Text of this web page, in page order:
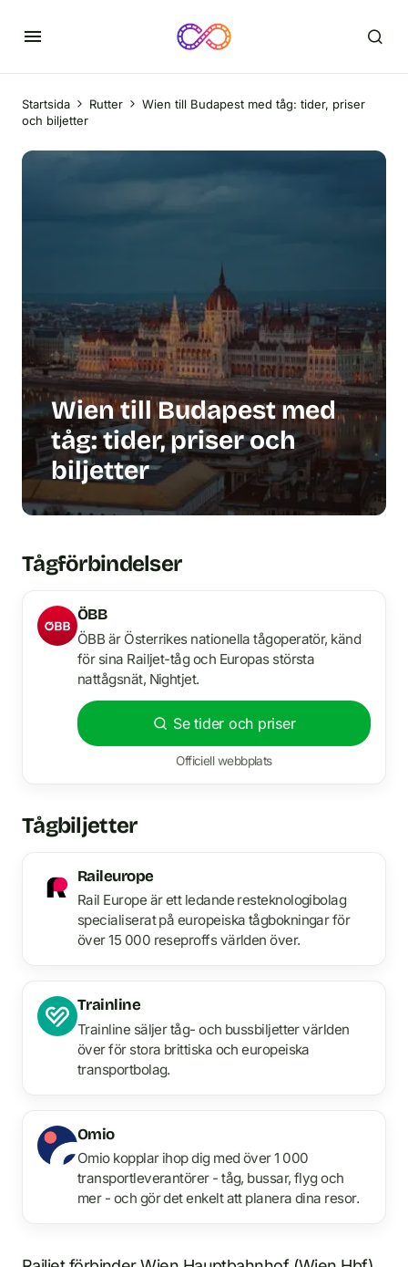
Startsida Rutter
Wien till Budapest med tåg: tider, priser
och biljetter
Wien till Budapest med
tåg: tider, priser och
biljetter
Tågförbindelser
ÖBB
ÖBB är Österrikes nationella tågoperatör, känd
för sina Railjet-tåg och Europas största
nattågsnät, Nightjet.
Se tider och priser
Officiell webbplats
Tågbiljetter
Raileurope
Rail Europe är ett ledande resteknologibolag
specialiserat på europeiska tågbokningar för
över 15 000 reseproffs världen över.
Trainline
Trainline säljer tåg- och bussbiljetter världen
över för stora brittiska och europeiska
transportbolag.
Omio
Omio kopplar ihop dig med över 1 000
transportleverantörer - tåg, bussar, flyg och
mer - och gör det enkelt att planera dina resor.